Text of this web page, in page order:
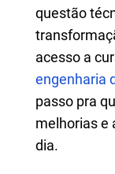
questão
acesso a
engenharia
passo pra
melhorias e
dia.